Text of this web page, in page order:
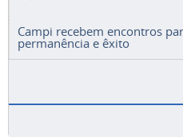
Campi recebem encontros
permanência e êxito